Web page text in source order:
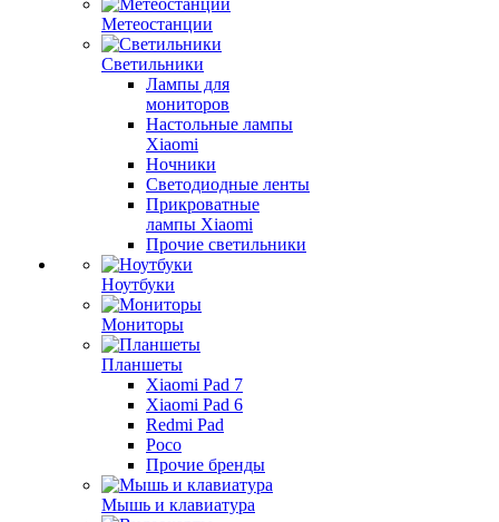
Метеостанции
Светильники
Лампы для
мониторов
Настольные лампы
Xiaomi
Ночники
Светодиодные ленты
Прикроватные
лампы Xiaomi
Прочие светильники
Ноутбуки
Мониторы
Планшеты
Xiaomi Pad 7
Xiaomi Pad 6
Redmi Pad
Poco
Прочие бренды
Мышь и клавиатура